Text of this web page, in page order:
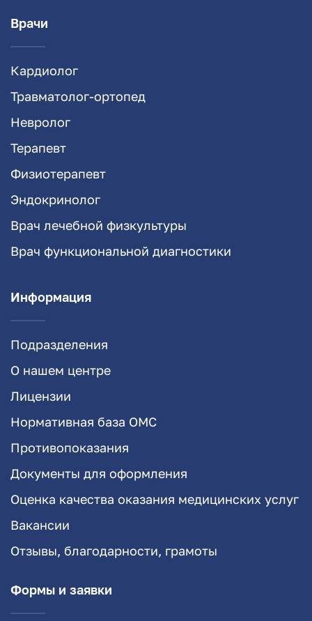
Врачи
Кардиолог
Травматолог-ортопед
Невролог
Терапевт
Физиотерапевт
Эндокринолог
Врач лечебной физкультуры
Врач функциональной диагностики
Информация
Подразделения
О нашем центре
Лицензии
Нормативная база ОМС
Противопоказания
Документы для оформления
Оценка качества оказания медицинских услуг
Вакансии
Отзывы, благодарности, грамоты
Формы и заявки